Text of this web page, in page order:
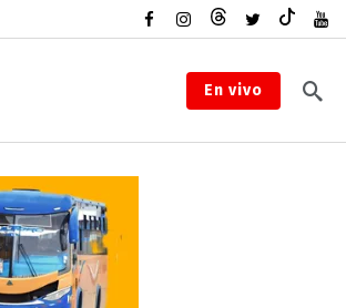
En vivo